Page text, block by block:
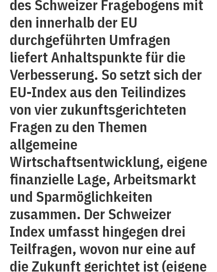
des Schweizer Fragebogens mit
den innerhalb der EU
durchgeführten Umfragen
liefert Anhaltspunkte für die
Verbesserung. So setzt sich der
EU-Index aus den Teilindizes
von vier zukunftsgerichteten
Fragen zu den Themen
allgemeine
Wirtschaftsentwicklung, eigene
finanzielle Lage, Arbeitsmarkt
und Sparmöglichkeiten
zusammen. Der Schweizer
Index umfasst hingegen drei
Teilfragen, wovon nur eine auf
die Zukunft gerichtet ist (eigene